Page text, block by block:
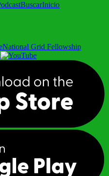
BuscarInicio
National Grid Fellowship